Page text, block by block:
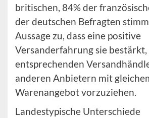
britischen, 84% der
der deutschen Befragten
Aussage zu, dass eine positive
Versanderfahrung sie bestärkt,
entsprechenden
anderen Anbietern mit
Warenangebot vorzuziehen.
Landestypische Unterschiede